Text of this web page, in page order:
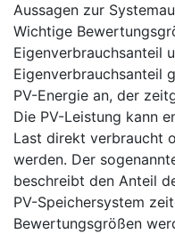
Aussagen zur
Wichtige
Eigenverbrauchsanteil
Eigenverbrauchsanteil
PV-Energie an, der
Die PV-Leistung kann
Last direkt verbraucht
werden. Der
beschreibt den Anteil
PV-Speichersystem
Bewertungsgrößen